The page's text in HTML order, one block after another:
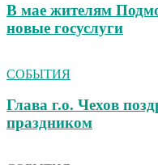
В мае жителям
новые госуслуги
СОБЫТИЯ
Глава г.о. Чехов
праздником